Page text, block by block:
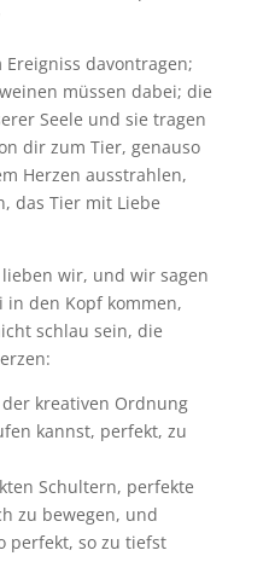
Ereigniss davontragen;
müssen dabei; die
Seele und sie tragen
dir zum Tier, genauso
Herzen ausstrahlen,
das Tier mit Liebe
wir, und wir sagen
in den Kopf kommen,
schlau sein, die
kreativen Ordnung
kannst, perfekt, zu
Schultern, perfekte
zu bewegen, und
perfekt, so zu tiefst